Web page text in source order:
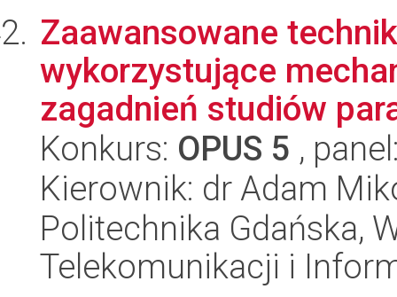
Zaawansowane
wykorzystujące
zagadnień studiów
Konkurs: OPUS 5 ,
Kierownik: dr Adam
Politechnika Gdańska,
Telekomunikacji i